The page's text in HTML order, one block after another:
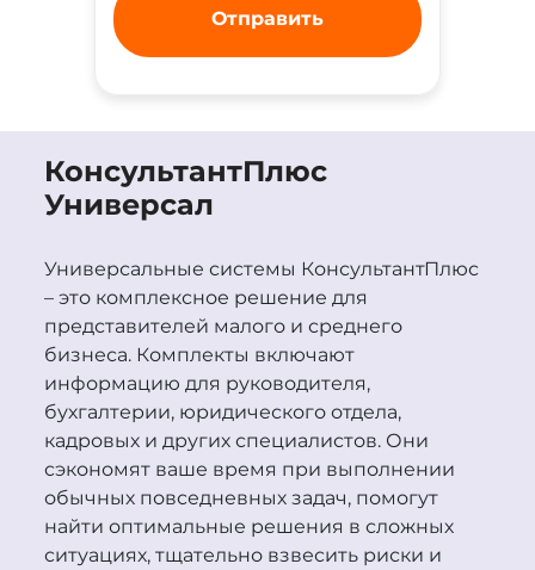
КонсультантПлюс
Универсал
Универсальные системы КонсультантПлюс
– это комплексное решение для
представителей малого и среднего
бизнеса. Комплекты включают
информацию для руководителя,
бухгалтерии, юридического отдела,
кадровых и других специалистов. Они
сэкономят ваше время при выполнении
обычных повседневных задач, помогут
найти оптимальные решения в сложных
ситуациях, тщательно взвесить риски и